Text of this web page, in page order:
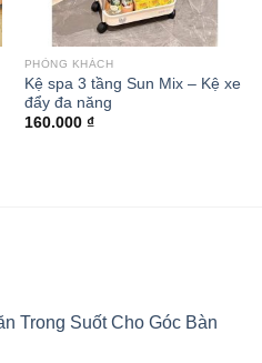
PHÒNG KHÁCH
Kệ spa 3 tầng Sun Mix – Kệ xe
đẩy đa năng
160.000 ₫
Trong Suốt Cho Góc Bàn